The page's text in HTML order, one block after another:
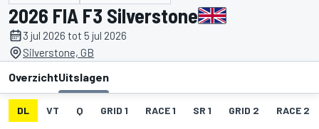
2026 FIA F3 Silverstone
3 jul 2026 tot 5 jul 2026
Silverstone, GB
OverzichtUitslagen
DL VT Q GRID 1 RACE 1 SR 1 GRID 2 RACE 2